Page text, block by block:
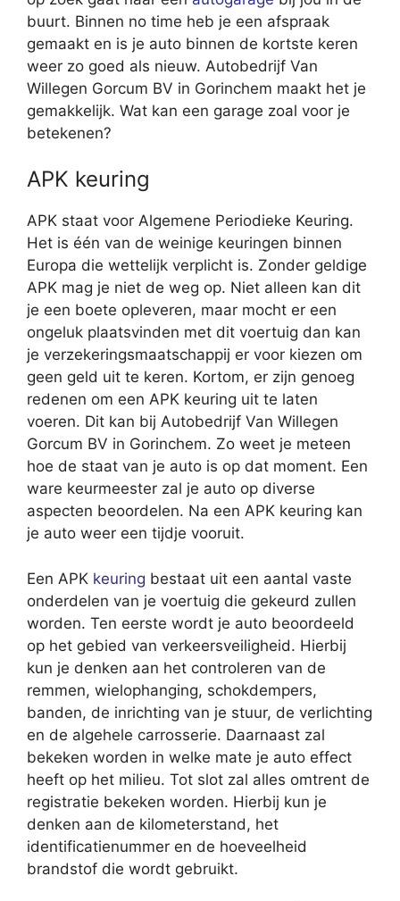
buurt. Binnen no time heb je een afspraak
gemaakt en is je auto binnen de kortste keren
weer zo goed als nieuw. Autobedrijf Van
Willegen Gorcum BV in Gorinchem maakt het je
gemakkelijk. Wat kan een garage zoal voor je
betekenen?
APK keuring
APK staat voor Algemene Periodieke Keuring.
Het is één van de weinige keuringen binnen
Europa die wettelijk verplicht is. Zonder geldige
APK mag je niet de weg op. Niet alleen kan dit
je een boete opleveren, maar mocht er een
ongeluk plaatsvinden met dit voertuig dan kan
je verzekeringsmaatschappij er voor kiezen om
geen geld uit te keren. Kortom, er zijn genoeg
redenen om een APK keuring uit te laten
voeren. Dit kan bij Autobedrijf Van Willegen
Gorcum BV in Gorinchem. Zo weet je meteen
hoe de staat van je auto is op dat moment. Een
ware keurmeester zal je auto op diverse
aspecten beoordelen. Na een APK keuring kan
je auto weer een tijdje vooruit.
Een APK keuring bestaat uit een aantal vaste
onderdelen van je voertuig die gekeurd zullen
worden. Ten eerste wordt je auto beoordeeld
op het gebied van verkeersveiligheid. Hierbij
kun je denken aan het controleren van de
remmen, wielophanging, schokdempers,
banden, de inrichting van je stuur, de verlichting
en de algehele carrosserie. Daarnaast zal
bekeken worden in welke mate je auto effect
heeft op het milieu. Tot slot zal alles omtrent de
registratie bekeken worden. Hierbij kun je
denken aan de kilometerstand, het
identificatienummer en de hoeveelheid
brandstof die wordt gebruikt.